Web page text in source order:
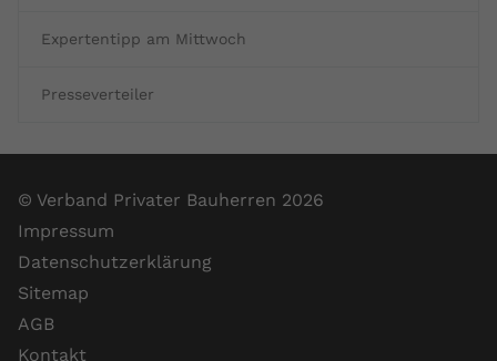
Expertentipp am Mittwoch
Presseverteiler
© Verband Privater Bauherren 2026
Impressum
Datenschutzerklärung
Sitemap
AGB
Kontakt